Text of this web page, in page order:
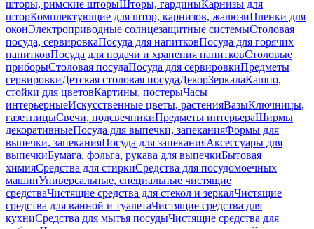
шторы, римские шторыШторы, гардиныКарнизы для
шторКомплектующие для штор, карнизов, жалюзиПленки для
оконЭлектроприводные солнцезащитные системыСтоловая
посуда, сервировкаПосуда для напитковПосуда для горячих
напитковПосуда для подачи и хранения напитковСтоловые
приборыСтоловая посудаПосуда для сервировкиПредметы
сервировкиДетская столовая посудаДекорЗеркалаКашпо,
стойки для цветовКартины, постерыЧасы
интерьерныеИскусственные цветы, растенияВазыКлючницы,
газетницыСвечи, подсвечникиПредметы интерьераШирмы
декоративныеПосуда для выпечки, запеканияФормы для
выпечки, запеканияПосуда для запеканияАксессуары для
выпечкиБумага, фольга, рукава для выпечкиБытовая
химияСредства для стиркиСредства для посудомоечных
машинУниверсальные, специальные чистящие
средстваЧистящие средства для стекол и зеркалЧистящие
средства для ванной и туалетаЧистящие средства для
кухниСредства для мытья посудыЧистящие средства для